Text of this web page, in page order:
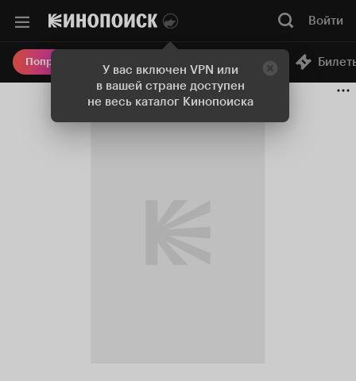
У вас включен VPN или
в вашей стране доступен
не весь каталог Кинопоиска
Войти
Попробовать Плюс Онлайн-кинотеатр